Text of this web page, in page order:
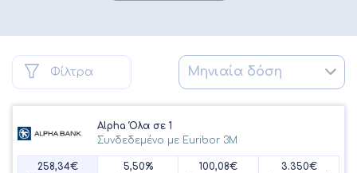
Φίλτρα
Alpha Όλα σε 1
Συνδεδεμένο με Euribor 3M
258,34€ 5,50% 100,08€ 3.350€